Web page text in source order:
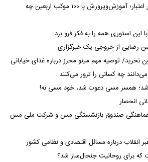
مدارس بی‌معلم در انتظار اعتبار؛ آموزش‌وپرورش با ۱۰۰ موکب اربعین چه
استوری همه را به فکر فرو برد
رضایی از خروجی یک خبرگزاری
نخرید/ توصیه مهم مینو محرز درباره غذای خیابانی
چه کسانی را ترور می‌کنند
شد؛ همسر مسی دعوت شد، خود مسی نه!
انحصار
هماهنگی صندوق بازنشستگی مس و شرکت ملی مس
انقلاب درباره مسائل اقتصادی و نظامی کشور
که برای روحانیت جنجال‌ساز شد؟